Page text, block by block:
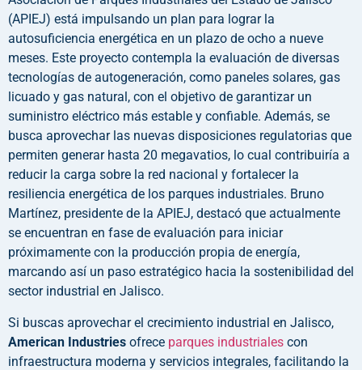
(APIEJ) está impulsando un plan para lograr la
autosuficiencia energética en un plazo de ocho a nueve
meses. Este proyecto contempla la evaluación de diversas
tecnologías de autogeneración, como paneles solares, gas
licuado y gas natural, con el objetivo de garantizar un
suministro eléctrico más estable y confiable. Además, se
busca aprovechar las nuevas disposiciones regulatorias que
permiten generar hasta 20 megavatios, lo cual contribuiría a
reducir la carga sobre la red nacional y fortalecer la
resiliencia energética de los parques industriales. Bruno
Martínez, presidente de la APIEJ, destacó que actualmente
se encuentran en fase de evaluación para iniciar
próximamente con la producción propia de energía,
marcando así un paso estratégico hacia la sostenibilidad del
sector industrial en Jalisco.
Si buscas aprovechar el crecimiento industrial en Jalisco,
American Industries ofrece parques industriales con
infraestructura moderna y servicios integrales, facilitando la